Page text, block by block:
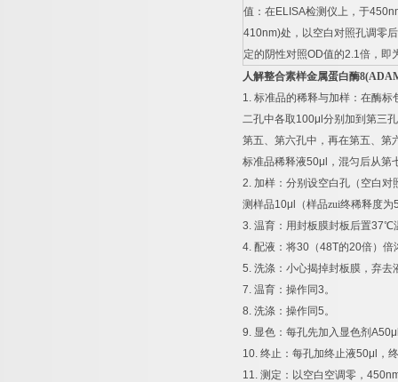
值：在ELISA检测仪上，于
410nm)处，以空白对照孔调零
定的阴性对照OD值的2.1倍，即
人解整合素样金属蛋白酶
1. 标准品的稀释与加样：在酶标
二孔中各取100μl 分别加到第三
第五、第六孔中，再在第五、第
标准品稀释液50μl
，混匀后从第
2. 加样：分别设空白孔（空白
测样品10μl （样品zui终稀释度为
3. 温育：用封板膜封板后置37℃
4. 配液：将30 （48T的20倍）倍
5. 洗涤：小心揭掉封板膜，弃去
7. 温育：操作同3。
8. 洗涤：操作同5。
9. 显色：每孔先加入显色剂
10. 终止：每孔加终止液50μl
，
11. 测定：以空白空调零，